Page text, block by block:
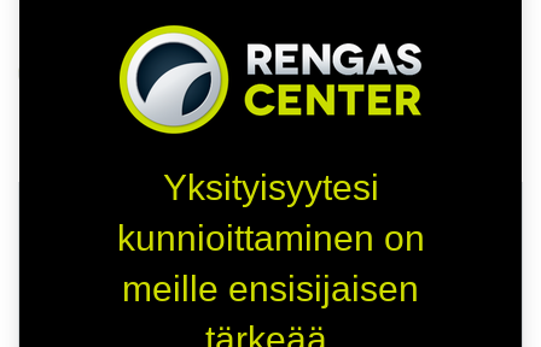
RENKAAT
TOIMITUSAIKA 1 PÄIVÄÄ
Yksityisyytesi
kunnioittaminen on
meille ensisijaisen